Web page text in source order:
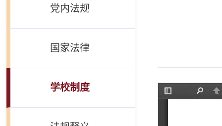
党内法规
国家法律
学校制度